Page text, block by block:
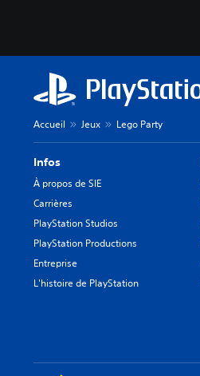
Accueil Jeux Lego Party
Infos
À propos de SIE
Carrières
PlayStation Studios
PlayStation Productions
Entreprise
L'histoire de PlayStation